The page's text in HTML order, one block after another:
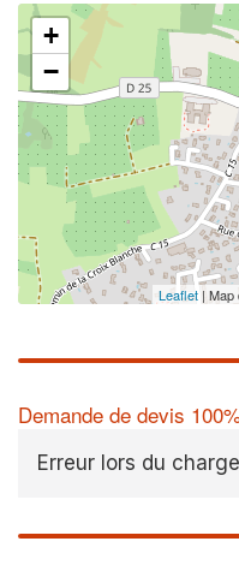
+
−
Leaflet |
Demande de devis
Erreur lors du